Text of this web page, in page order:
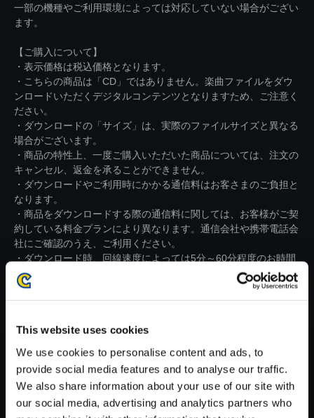
This website uses cookies
We use cookies to personalise content and ads, to
provide social media features and to analyse our traffic.
We also share information about your use of our site with
our social media, advertising and analytics partners who
一部の機種やご利用環境によっては対応していない場合がござい
ます。
【ご購入について】
・表示価格は税込価格となります。
・こちらの商品は「CD」ではありません。楽曲ファイルをダウ
ンロードいただくデジタルコンテンツとなりますため、ご注意く
ださい。
・ダウンロードの「サイズ」は、実際のファイルサイズと異なる
場合がございます。
・商品の特性上、一度ご購入いただいた商品については、注文の
キャンセル、返金を承ることができません。
・ダウンロードやご利用時にかかる通信料はお客さまのご負担と
なります。
・商品をダウンロードする際の通信料に関しては、お客様がご契
約している料金プランにより異なります。通信会社や携帯電話会
社にご確認のうえ、ご利用ください。
・ダウンロード時、回線速度によっては5分～60分程度のお時間
がかかる場合がございます。
※ご購入いただいたファイルのダウンロードの際には、通信環境
が安定しているWifi環境でお試しください。
【単曲】ロックマンエグゼ サウ